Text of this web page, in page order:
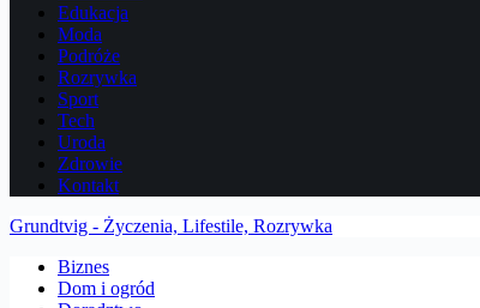
Edukacja
Moda
Podróże
Rozrywka
Sport
Tech
Uroda
Zdrowie
Kontakt
Grundtvig - Życzenia, Lifestile, Rozrywka
Biznes
Dom i ogród